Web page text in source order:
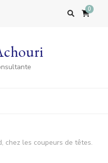
0
chez les coupeurs de têtes.